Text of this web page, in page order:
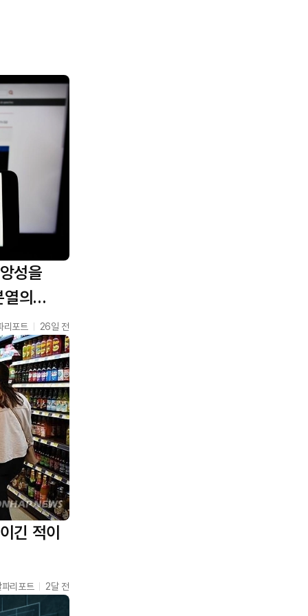
성을
의
리포트 26일 전
긴 적이
파리포트 2달 전